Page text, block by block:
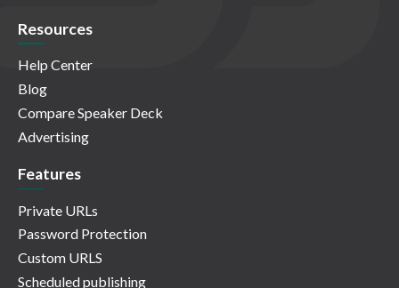
Resources
Help Center
Blog
Compare Speaker Deck
Advertising
Features
Private URLs
Password Protection
Custom URLS
Scheduled publishing